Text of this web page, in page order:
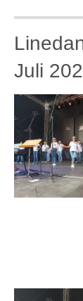
Juli